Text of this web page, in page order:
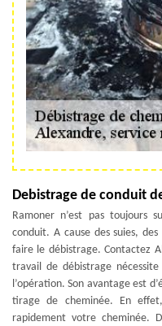
Debistrage de conduit
Ramoner n’est pas toujours
conduit. A cause des suies,
faire le débistrage. Contactez
travail de débistrage
l’opération. Son avantage est
tirage de cheminée. En
rapidement votre cheminée.